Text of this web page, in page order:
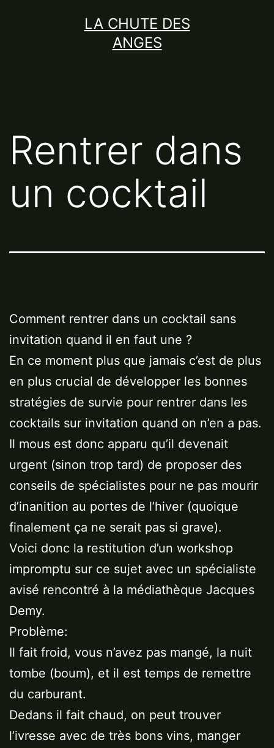
LA CHUTE DES
ANGES
Rentrer dans
un cocktail
Comment rentrer dans un cocktail sans
invitation quand il en faut une ?
En ce moment plus que jamais c’est de plus
en plus crucial de développer les bonnes
stratégies de survie pour rentrer dans les
cocktails sur invitation quand on n’en a pas.
Il mous est donc apparu qu’il devenait
urgent (sinon trop tard) de proposer des
conseils de spécialistes pour ne pas mourir
d’inanition au portes de l’hiver (quoique
finalement ça ne serait pas si grave).
Voici donc la restitution d’un workshop
impromptu sur ce sujet avec un spécialiste
avisé rencontré à la médiathèque Jacques
Demy.
Problème:
Il fait froid, vous n’avez pas mangé, la nuit
tombe (boum), et il est temps de remettre
du carburant.
Dedans il fait chaud, on peut trouver
l’ivresse avec de très bons vins, manger